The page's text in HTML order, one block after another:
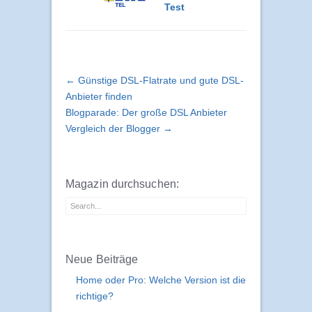
Test
← Günstige DSL-Flatrate und gute DSL-
Anbieter finden
Blogparade: Der große DSL Anbieter
Vergleich der Blogger →
Magazin durchsuchen:
Neue Beiträge
Home oder Pro: Welche Version ist die
richtige?